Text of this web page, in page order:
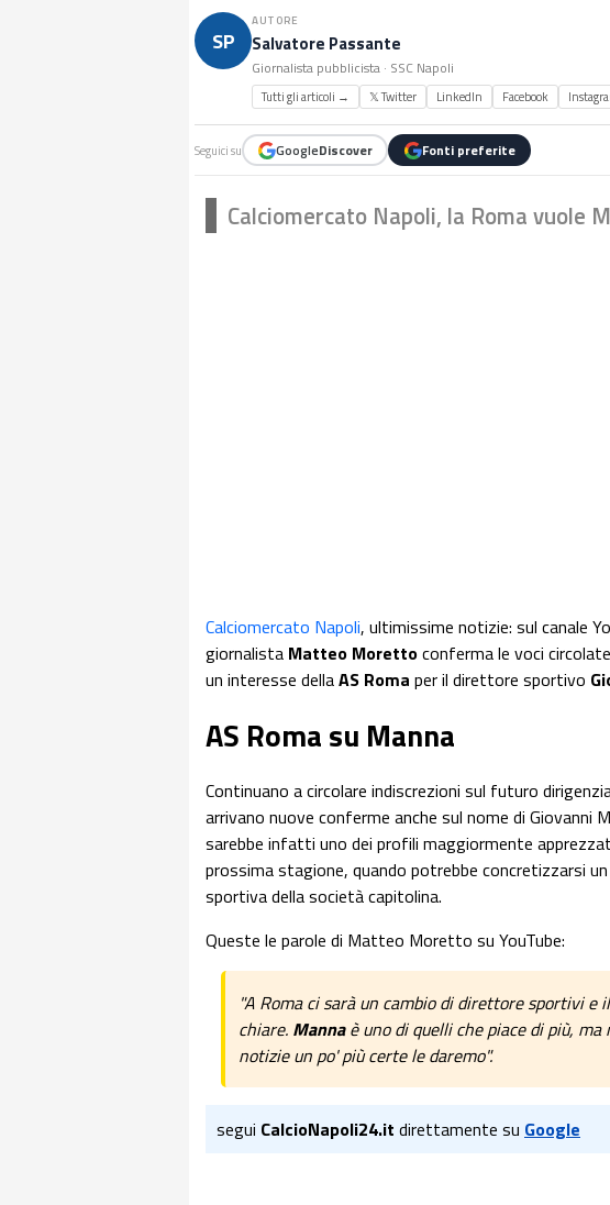
SP
AUTORE
Salvatore Passante
Giornalista pubblicista · SSC Napoli
Tutti gli articoli → 𝕏 Twitter LinkedIn Facebook
Seguici su GoogleDiscover Fonti preferite
Calciomercato Napoli, la Roma vuole
Calciomercato Napoli, ultimissime notizie: sul canale
giornalista Matteo Morettoconferma le voci
un interesse dellaAS Roma per il direttore sportivo
AS Roma su Manna
Continuano a circolare indiscrezioni sul futuro
arrivano nuove conferme anche sul nome di Giovanni
sarebbe infatti uno dei profili maggiormente
prossima stagione, quando potrebbe concretizzarsi
sportiva della società capitolina.
Queste le parole di Matteo Moretto su YouTube:
"A Roma ci sarà un cambio di direttore sportivi e
chiare. Mannaè uno di quelli che piace di più, ma
notizie un po' più certe le daremo".
segui CalcioNapoli24.it direttamente su Google